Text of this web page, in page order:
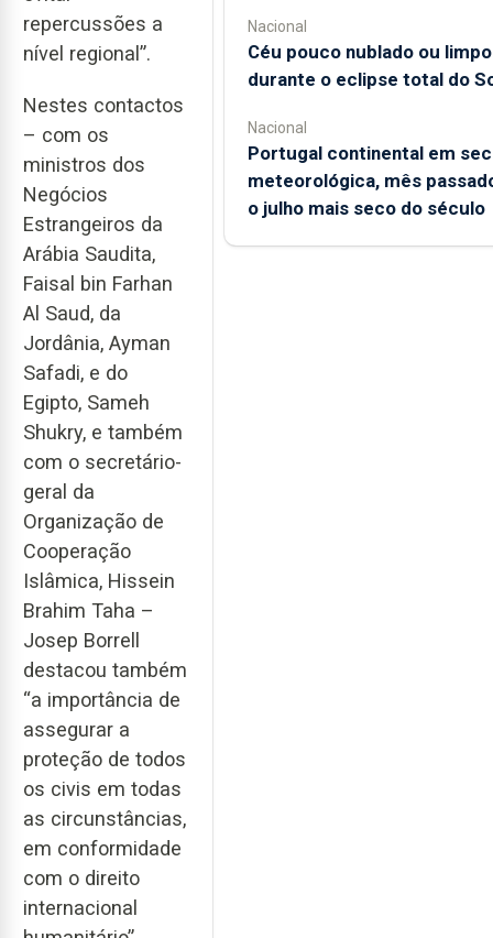
repercussões a
nível regional”.
Nestes contactos
– com os
ministros dos
Negócios
Estrangeiros da
Arábia Saudita,
Faisal bin Farhan
Al Saud, da
Jordânia, Ayman
Safadi, e do
Egipto, Sameh
Shukry, e também
com o secretário-
geral da
Organização de
Cooperação
Islâmica, Hissein
Brahim Taha –
Josep Borrell
destacou também
“a importância de
assegurar a
proteção de todos
os civis em todas
as circunstâncias,
em conformidade
com o direito
internacional
Nacional
Céu pouco nublado ou limpo
durante o eclipse total do
Nacional
Portugal continental em
meteorológica, mês
o julho mais seco do século